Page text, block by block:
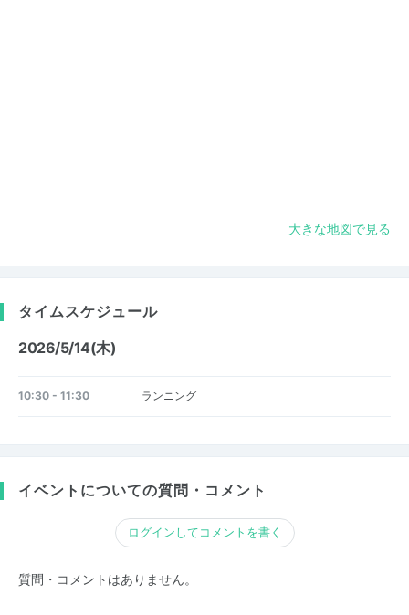
大きな地図で見る
タイムスケジュール
2026/5/14(木)
10:30 - 11:30 ランニング
イベントについての質問・コメント
ログインしてコメントを書く
質問・コメントはありません。